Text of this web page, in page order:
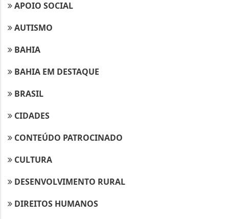
APOIO SOCIAL
AUTISMO
BAHIA
BAHIA EM DESTAQUE
BRASIL
CIDADES
CONTEÚDO PATROCINADO
CULTURA
DESENVOLVIMENTO RURAL
DIREITOS HUMANOS